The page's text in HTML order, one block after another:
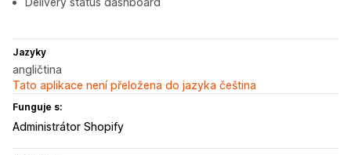
Jazyky
angličtina
Tato aplikace není přeložena do jazyka čeština
Funguje s:
Administrátor Shopify